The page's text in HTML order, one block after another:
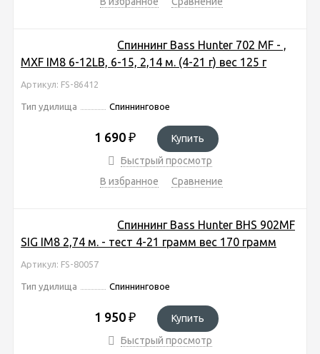
Спиннинг Bass Hunter 702 MF - ,
MXF IM8 6-12LB, 6-15, 2,14 м. (4-21 г) вес 125 г
Артикул: FS-86412
Тип удилища Спиннинговое
1 690 ₽
Купить
Быстрый просмотр
В избранное
Сравнение
Спиннинг Bass Hunter BHS 902MF
SIG IM8 2,74 м. - тест 4-21 грамм вес 170 грамм
Артикул: FS-80057
Тип удилища Спиннинговое
1 950 ₽
Купить
Быстрый просмотр